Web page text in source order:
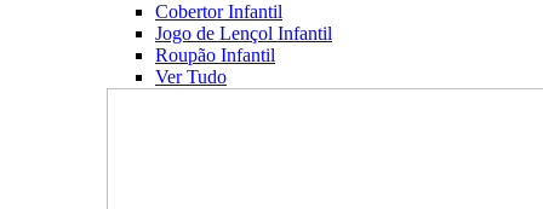
Cobertor Infantil
Jogo de Lençol Infantil
Roupão Infantil
Ver Tudo